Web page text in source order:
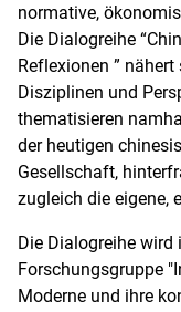
normative,
Die Dialogreihe
Reflexionen ”
Disziplinen und
thematisieren
der heutigen
Gesellschaft,
zugleich die eigene,
Die Dialogreihe
Forschungsgruppe
Moderne und ihre